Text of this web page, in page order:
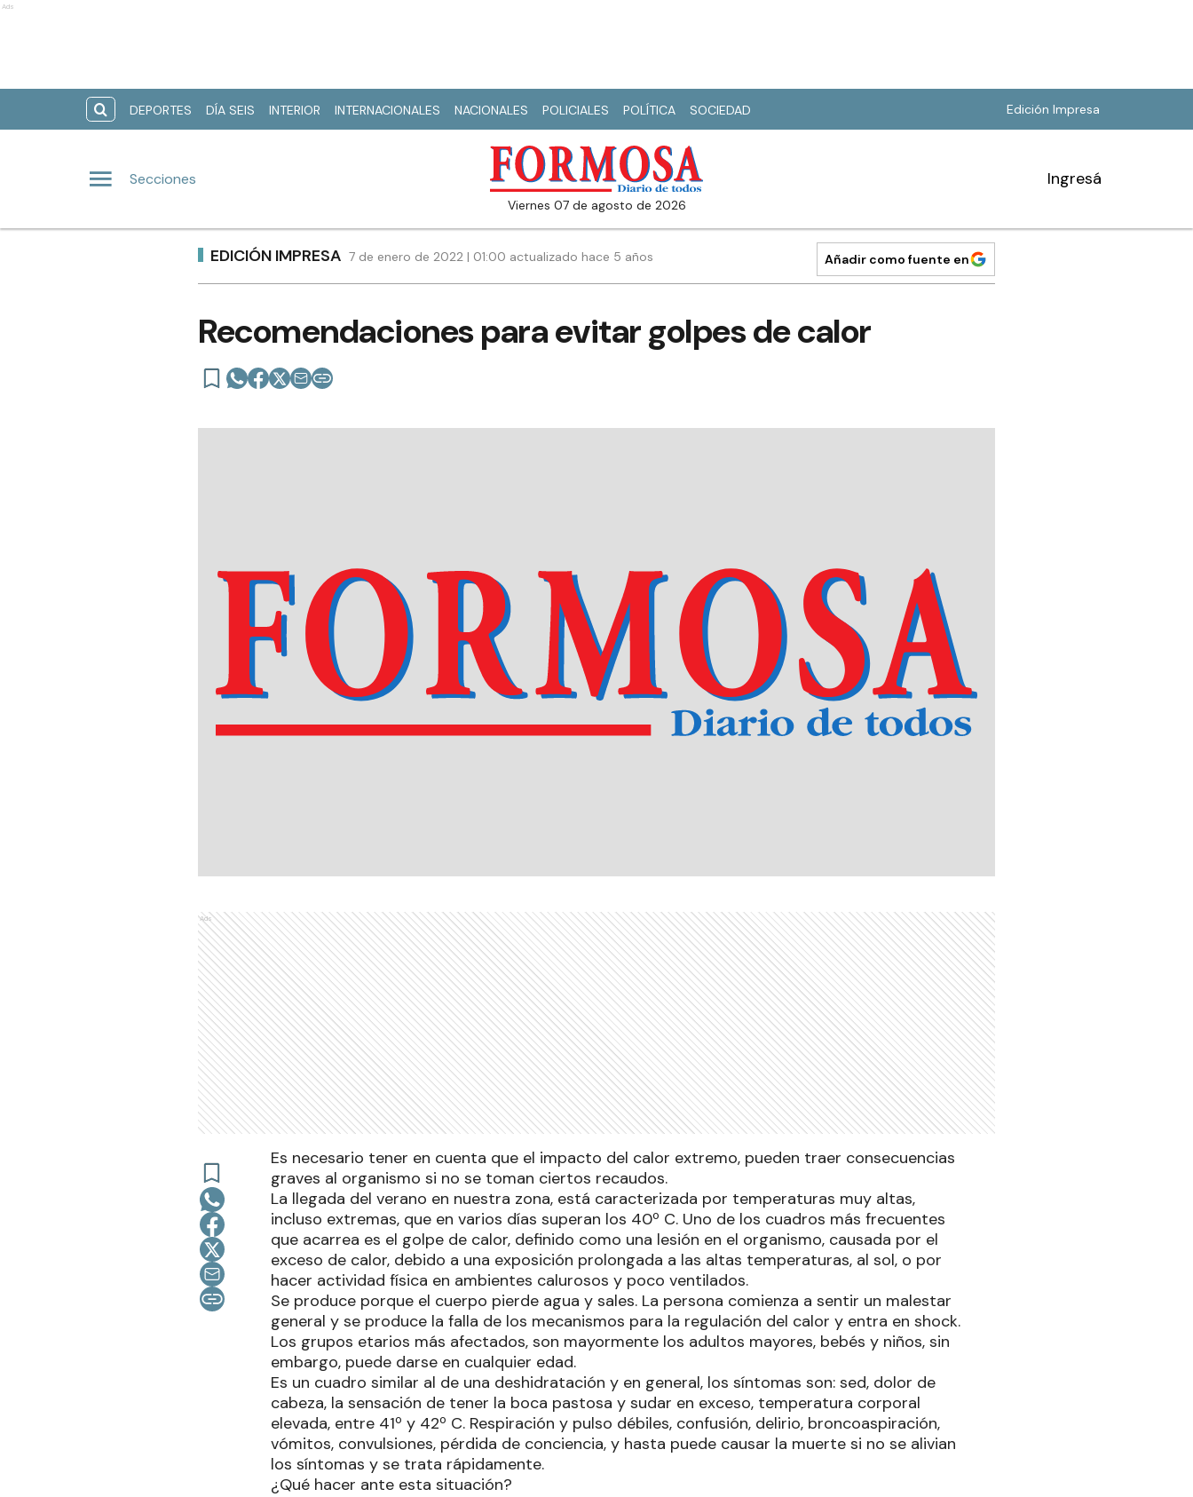
Ads
DEPORTES DÍA SEIS INTERIOR INTERNACIONALES NACIONALES POLICIALES POLÍTICA SOCIEDAD Edición Impresa
Secciones
viernes 07 de agosto de 2026
Ingresá
EDICIÓN IMPRESA 7 de enero de 2022 | 01:00 actualizado hace 5 años Añadir como fuente en
Recomendaciones para evitar golpes de calor
Ads
Es necesario tener en cuenta que el impacto del calor extremo, pueden traer consecuencias
graves al organismo si no se toman ciertos recaudos.
La llegada del verano en nuestra zona, está caracterizada por temperaturas muy altas,
incluso extremas, que en varios días superan los 40º C. Uno de los cuadros más frecuentes
que acarrea es el golpe de calor, definido como una lesión en el organismo, causada por el
exceso de calor, debido a una exposición prolongada a las altas temperaturas, al sol, o por
hacer actividad física en ambientes calurosos y poco ventilados.
Se produce porque el cuerpo pierde agua y sales. La persona comienza a sentir un malestar
general y se produce la falla de los mecanismos para la regulación del calor y entra en shock.
Los grupos etarios más afectados, son mayormente los adultos mayores, bebés y niños, sin
embargo, puede darse en cualquier edad.
Es un cuadro similar al de una deshidratación y en general, los síntomas son: sed, dolor de
cabeza, la sensación de tener la boca pastosa y sudar en exceso, temperatura corporal
elevada, entre 41º y 42º C. Respiración y pulso débiles, confusión, delirio, broncoaspiración,
vómitos, convulsiones, pérdida de conciencia, y hasta puede causar la muerte si no se alivian
los síntomas y se trata rápidamente.
¿Qué hacer ante esta situación?